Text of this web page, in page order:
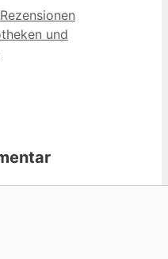
Rezensionen
und